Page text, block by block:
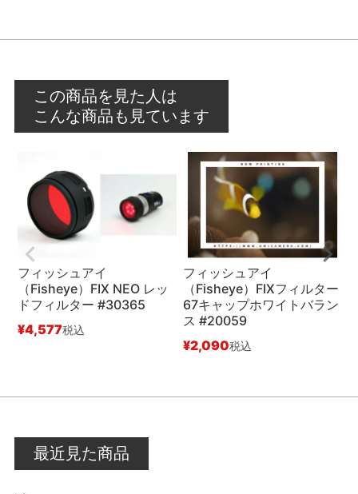
この商品を見た人は
こんな商品も見ています
フィッシュアイ
（Fisheye）FIX NEO レッ
ドフィルター #30365
¥4,577税込
フィッシュアイ
（Fisheye）FIXフィルター
67キャップホワイトバラン
ス #20059
¥2,090税込
最近見た商品